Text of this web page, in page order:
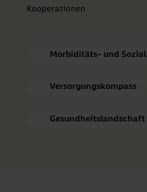
Kooperationen
Morbiditäts- und
Versorgungskompass
Gesundheitslandschaft